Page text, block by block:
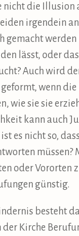
nicht die Illusion
irgendein
gemacht werden
lässt, oder
Auch wird
wenn
wie sie sie
kann auch
es nicht so,
müssen?
oder Vororten
günstig.
besteht
Kirche